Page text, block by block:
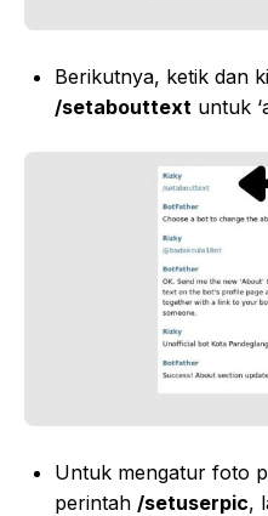
Berikutnya, ketik dan
/setabouttext untuk
Untuk mengatur foto
perintah /setuserpic,